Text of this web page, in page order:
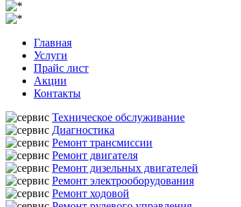
Главная
Услуги
Прайс лист
Акции
Контакты
Техническое обслуживание
Диагностика
Ремонт трансмиссии
Ремонт двигателя
Ремонт дизельных двигателей
Ремонт электрооборудования
Ремонт ходовой